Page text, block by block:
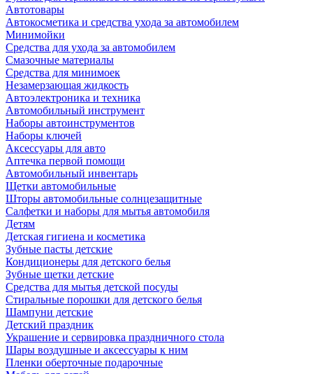
Автотовары
Автокосметика и средства ухода за автомобилем
Минимойки
Средства для ухода за автомобилем
Смазочные материалы
Средства для минимоек
Незамерзающая жидкость
Автоэлектроника и техника
Автомобильный инструмент
Наборы автоинструментов
Наборы ключей
Аксессуары для авто
Аптечка первой помощи
Автомобильный инвентарь
Щетки автомобильные
Шторы автомобильные солнцезащитные
Салфетки и наборы для мытья автомобиля
Детям
Детская гигиена и косметика
Зубные пасты детские
Кондиционеры для детского белья
Зубные щетки детские
Средства для мытья детской посуды
Стиральные порошки для детского белья
Шампуни детские
Детский праздник
Украшение и сервировка праздничного стола
Шары воздушные и аксессуары к ним
Пленки оберточные подарочные